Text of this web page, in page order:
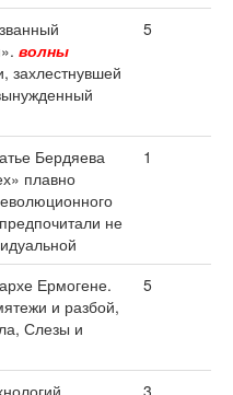
волны
захлестнувшей
5
Бердяева
плавно
не
1
Ермогене.
и разбой,
Слезы и
5
3